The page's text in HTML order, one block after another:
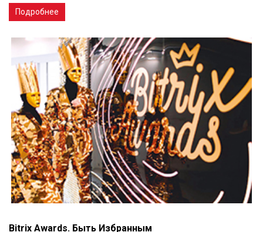
Подробнее
Bitrix Awards. Быть Избранным